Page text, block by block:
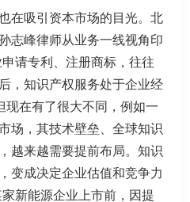
在吸引资本市场的目光。北
志峰律师从业务一线视角印
请专利、注册商标，往往
，知识产权服务处于企业经
现在有了很大不同，例如一
场，其技术壁垒、全球知识
越来越需要提前布局。知识
变成决定企业估值和竞争力
新能源企业上市前，因提